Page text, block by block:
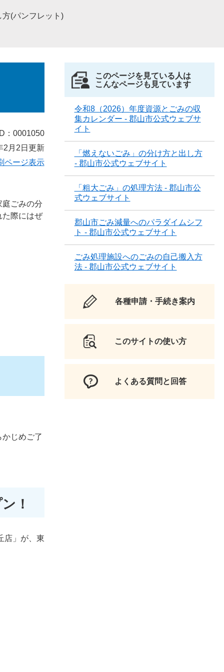
(パンフレット)
：0001050
2月2日更新
ページ表示
ごみの分
た際にはぜ
じめご了
！
店」が、東
このページを見ている人は
こんなページも見ています
令和8（2026）年度資源とごみの収
集カレンダー - 郡山市公式ウェブサ
イト
「燃えないごみ」の分け方と出し方
- 郡山市公式ウェブサイト
「粗大ごみ」の処理方法 - 郡山市公
式ウェブサイト
郡山市ごみ減量へのパラダイムシフ
ト - 郡山市公式ウェブサイト
ごみ処理施設へのごみの自己搬入方
法 - 郡山市公式ウェブサイト
各種申請・手続き案内
このサイトの使い方
よくある質問と回答